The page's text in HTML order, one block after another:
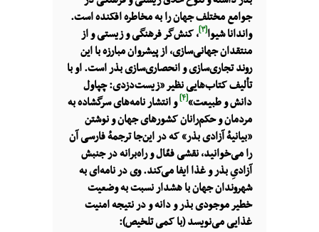
جوامع مختلف جهان را به مخاطره افکنده است.
واندانا شیوا[۳]، کنش‌گر فرهنگی و زیستی و از
منتقدان جهانی‌سازی، از پیشروان مبارزه با این
روند تجاری‌سازی و انحصاری‌سازی بذر است. او با
تألیف کتاب‌هایی نظیر «زیست‌دزدی: چپاول
دانش و طبیعت»[۴]و انتشار نامه‌های سرگشاده به
مردمان و حکم‌رانان کشورهای جهان و نوشتن
«بیانیهٔ آزادی بذر» که در این‌جا ترجمهٔ فارسی آن
را می‌خوانید، نقشی فعّال و راه‌برانه در جنبش
آزادیِ بذر و غذا ایفا می‌کند. وی در نامه‌ای به
شهروندان جهان با هشدار نسبت به وضعیت
خطیر موجودی بذر و دانه و در نتیجه امنیت
غذایی می‌نویسد (با کمی تلخیص):